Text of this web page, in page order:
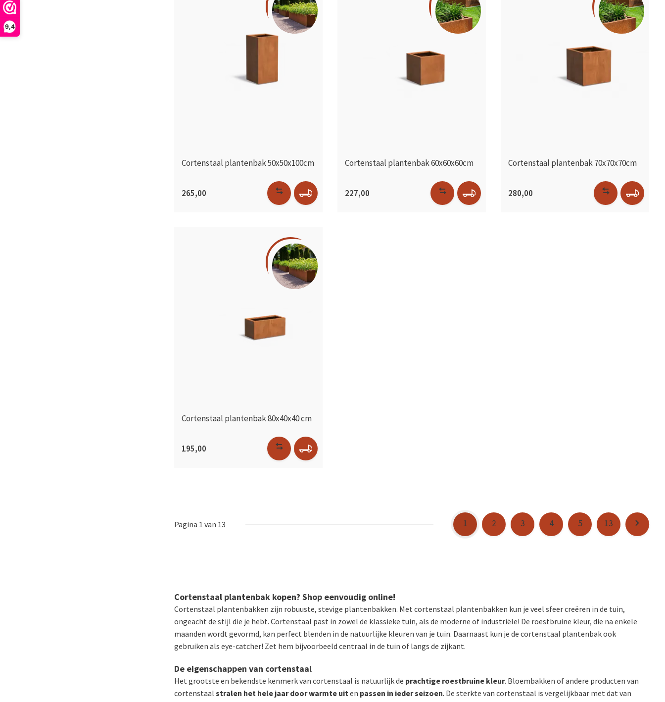
9,4
Cortenstaal plantenbak 50x50x100cm
265,00
Cortenstaal plantenbak 60x60x60cm
227,00
Cortenstaal plantenbak 70x70x70cm
280,00
Cortenstaal plantenbak 80x40x40 cm
195,00
Pagina 1 van 13 1 2 3 4 5 13
Cortenstaal plantenbak kopen? Shop eenvoudig online!
Cortenstaal plantenbakken zijn robuuste, stevige plantenbakken. Met cortenstaal plantenbakken kun je veel sfeer creëren in de tuin,
ongeacht de stijl die je hebt. Cortenstaal past in zowel de klassieke tuin, als de moderne of industriële! De roestbruine kleur, die na enkele
maanden wordt gevormd, kan perfect blenden in de natuurlijke kleuren van je tuin. Daarnaast kun je de cortenstaal plantenbak ook
gebruiken als eye-catcher! Zet hem bijvoorbeeld centraal in de tuin of langs de zijkant.
De eigenschappen van cortenstaal
Het grootste en bekendste kenmerk van cortenstaal is natuurlijk de prachtige roestbruine kleur. Bloembakken of andere producten van
cortenstaal stralen het hele jaar door warmte uiten passen in ieder seizoen. De sterkte van cortenstaal is vergelijkbaar met dat van